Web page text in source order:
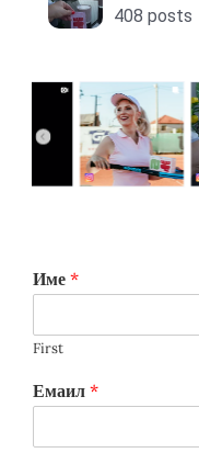
Име *
First
Емаил *